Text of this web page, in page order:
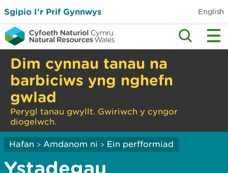
Sgipio I’r Prif Gynnwys English
Dim cynnau tanau na
barbiciws yng nghefn
gwlad
Perygl tanau gwyllt. Gwiriwch y cyngor
diogelwch.
Hafan > Amdanom ni > Ein perfformiad
Ystadegau